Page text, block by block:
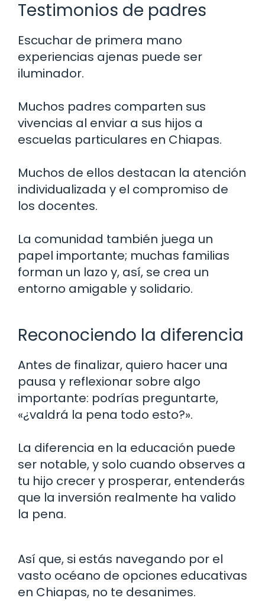
Testimonios de padres
Escuchar de primera mano
experiencias ajenas puede ser
iluminador.
Muchos padres comparten sus
vivencias al enviar a sus hijos a
escuelas particulares en Chiapas.
Muchos de ellos destacan la atención
individualizada y el compromiso de
los docentes.
La comunidad también juega un
papel importante; muchas familias
forman un lazo y, así, se crea un
entorno amigable y solidario.
Reconociendo la diferencia
Antes de finalizar, quiero hacer una
pausa y reflexionar sobre algo
importante: podrías preguntarte,
«¿valdrá la pena todo esto?».
La diferencia en la educación puede
ser notable, y solo cuando observes a
tu hijo crecer y prosperar, entenderás
que la inversión realmente ha valido
la pena.
Así que, si estás navegando por el
vasto océano de opciones educativas
en Chiapas, no te desanimes.